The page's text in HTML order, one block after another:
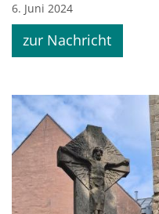
6. Juni 2024
zur Nachricht